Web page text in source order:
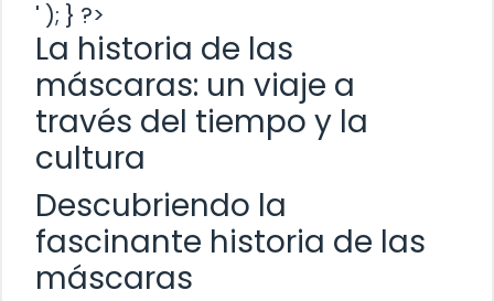
' ); } ?>
La historia de las
máscaras: un viaje a
través del tiempo y la
cultura
Descubriendo la
fascinante historia de las
máscaras